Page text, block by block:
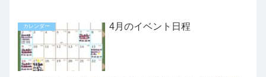
カレンダー 4月のイベント日程